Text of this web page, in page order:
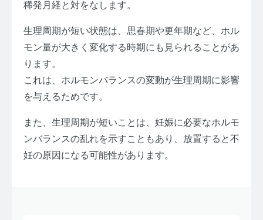
稀発月経と対をなします。
生理周期が短い状態は、思春期や更年期など、ホル
モン量が大きく変化する時期にも見られることがあ
ります。
これは、ホルモンバランスの変動が生理周期に影響
を与えるためです。
また、生理周期が短いことは、妊娠に必要なホルモ
ンバランスの乱れを示すこともあり、放置すると不
妊の原因になる可能性があります。